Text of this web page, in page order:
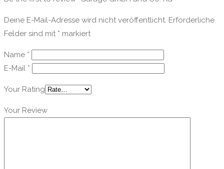
Deine E-Mail-Adresse wird nicht veröffentlicht. Erforderliche
Felder sind mit * markiert
Name *
E-Mail *
Your Rating
Your Review